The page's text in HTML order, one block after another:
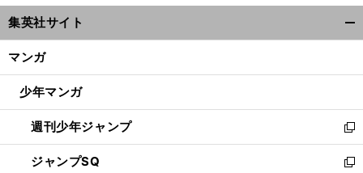
ウ
ィ
ン
ウ
開
く
集英社サイト
マンガ
少年マンガ
週刊少年ジャンプ
新
し
い
ジャンプSQ
新